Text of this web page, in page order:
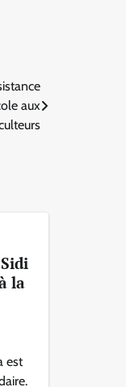
aux
la
est